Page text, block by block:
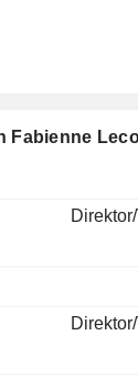
Fabienne